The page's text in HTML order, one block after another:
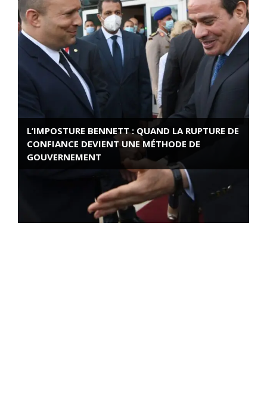
L’IMPOSTURE BENNETT : QUAND LA RUPTURE DE
CONFIANCE DEVIENT UNE MÉTHODE DE
GOUVERNEMENT
ROSE VALLAND, HEROÏNE DE LA RESISTANCE